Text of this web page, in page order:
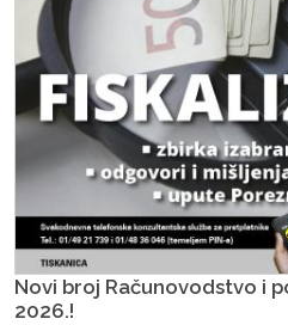
Novi broj Računovodstvo i
2026.!